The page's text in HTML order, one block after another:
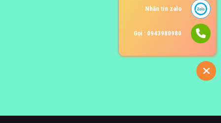
Nhắn tin zalo
Gọi : 0943980980